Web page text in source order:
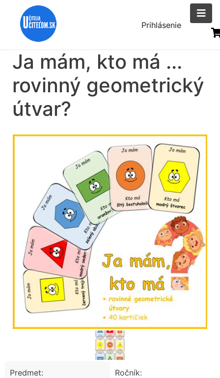
Menu
účtu
Prihlásenie
Ja mám, kto má ...
rovinný geometrický
útvar?
Predmet:
Ročník: